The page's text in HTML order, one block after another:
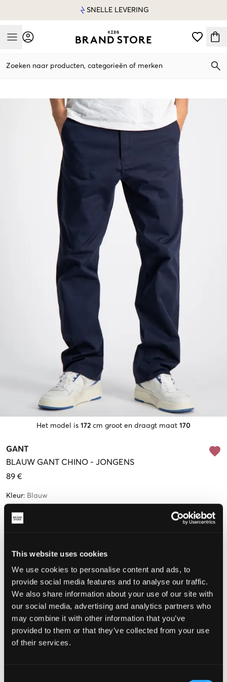
This website uses cookies
We use cookies to personalise content and ads, to
provide social media features and to analyse our traffic.
We also share information about your use of our site with
our social media, advertising and analytics partners who
may combine it with other information that you’ve
provided to them or that they’ve collected from your use
of their services.
SNELLE LEVERING
Mobile Menu
Zoeken naar producten, categorieën of merken
Het model is 172 cm groot en draagt maat 170
GANT
BLAUW GANT CHINO - JONGENS
89 €
Kleur: Blauw
134-140 cm 146-152 cm 158-164 cm 170 cm
176 cm